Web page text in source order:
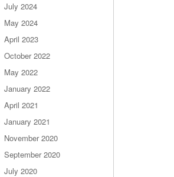
July 2024
May 2024
April 2023
October 2022
May 2022
January 2022
April 2021
January 2021
November 2020
September 2020
July 2020